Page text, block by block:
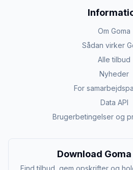
Om Goma
Sådan virker
Alle tilbud
Nyheder
For
Data API
Brugerbetingelser og
Download
Find tilbud, gem opskrifter og